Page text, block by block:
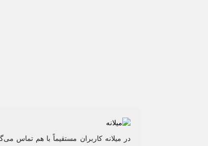
در میلانه کاربران مستقیماً با هم تماس